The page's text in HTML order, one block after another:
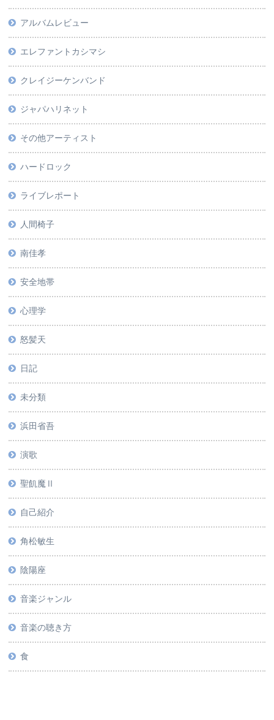
アルバムレビュー
エレファントカシマシ
クレイジーケンバンド
ジャパハリネット
その他アーティスト
ハードロック
ライブレポート
人間椅子
南佳孝
安全地帯
心理学
怒髪天
日記
未分類
浜田省吾
演歌
聖飢魔Ⅱ
自己紹介
角松敏生
陰陽座
音楽ジャンル
音楽の聴き方
食